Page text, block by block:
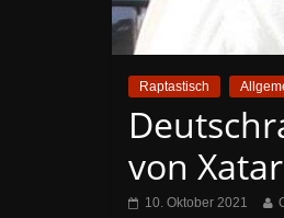
Raptastisch
von Xatar
10. Oktober 2021